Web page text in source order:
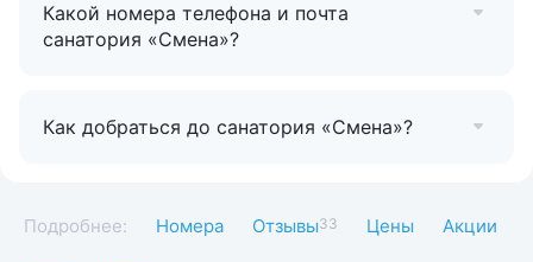
Какой номера телефона и почта
санатория «Смена»?
Как добраться до санатория «Смена»?
Подробнее: Номера Отзывы33 Цены Акции